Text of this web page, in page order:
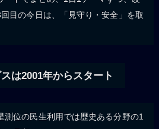
目の今日は、「見守り・安全」を取
は2001年からスタート
測位の民生利用では歴史ある分野の1